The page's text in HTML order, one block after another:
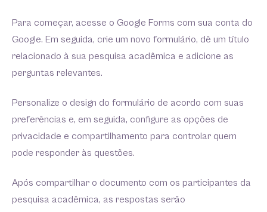
Para começar, acesse o Google Forms com sua conta do
Google. Em seguida, crie um novo formulário, dê um título
relacionado à sua pesquisa acadêmica e adicione as
perguntas relevantes.
Personalize o design do formulário de acordo com suas
preferências e, em seguida, configure as opções de
privacidade e compartilhamento para controlar quem
pode responder às questões.
Após compartilhar o documento com os participantes da
pesquisa acadêmica, as respostas serão